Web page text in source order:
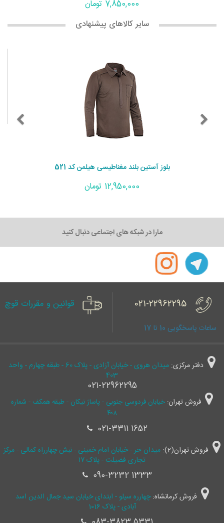
7,850,000 تومان
سایر کالاهای پیشنهادی
بلوز آستین بلند مغناطیسی هیلمن کد 521
12,950,000 تومان
مارا در شبکه های اجتماعی دنبال کنید
021-22962295
ساعات پاسخگویی 10 تا 17
قوانین و مقررات قوچ
دفتر مرکزی:
میدان هروی - خیابان آزادی - پلاک 60 - طبقه چهارم - واحد
403
021-22962295
فروش تهران: خیابان فردوسی جنوبی - پاساژ نیکان - طبقه همکف - شماره
۴۰۸
021-3311 1652
فروش تهران(2):
میدان حر - خیابان امام خمینی - نبش چهارراه کمالی - مرکز
تجاری فضیلت - پلاک ۱۷
090-3232 1333
فروش کرمانشاه:چهارره سیلو - ابتدای خیابان سید جمال ‌الدین اسد
آبادی - پلاک 1016